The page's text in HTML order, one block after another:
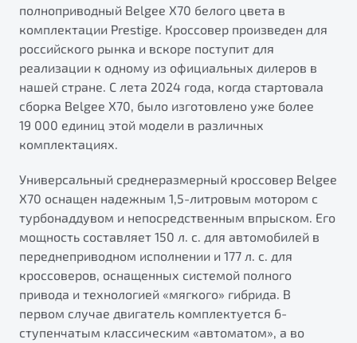
Обзор В наличии
X70
Универсальный кроссовер
от 2 499 990 ₽*
Подробно
Автомобили в наличии
Тест-драйв
Автокредит
Спецпредложения
Будьте еще более уверены на дорогах с программой
"Помощь на дорогах"
Преимущества программы
Запись на сервис
Калькулятор ТО
Клиентская поддержка
полноприводный Belgee Х70 белого цвета в
комплектации Prestige. Кроссовер произведен для
российского рынка и вскоре поступит для
реализации к одному из официальных дилеров в
нашей стране. С лета 2024 года, когда стартовала
сборка Belgee X70, было изготовлено уже более
19 000 единиц этой модели в различных
комплектациях.
Универсальный среднеразмерный кроссовер Belgee
X70 оснащен надежным 1,5-литровым мотором с
турбонаддувом и непосредственным впрыском. Его
мощность составляет 150 л. с. для автомобилей в
переднеприводном исполнении и 177 л. с. для
кроссоверов, оснащенных системой полного
привода и технологией «мягкого» гибрида. В
первом случае двигатель комплектуется 6-
ступенчатым классическим «автоматом», а во